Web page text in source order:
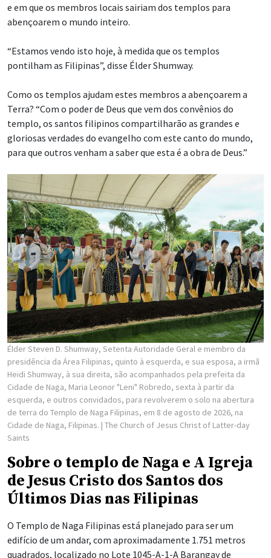
e em que os membros locais sairiam dos templos para
abençoarem o mundo inteiro.
“Estamos vendo isto hoje, à medida que os templos
pontilham as Filipinas”, disse Élder Shumway.
Como os templos ajudam estes membros a abençoarem a
Terra? “Com o poder de Deus que vem dos convênios do
templo, os santos filipinos compartilharão as grandes e
gloriosas verdades do evangelho com este canto do mundo,
para que outros venham a saber que esta é a obra de Deus.”
Élder Steven D. Shumway, Setenta Autoridade Geral e membro da
presidência da Área Filipinas, quinto à esquerda, e sua esposa, a irmã
Heidi Shumway, à sua direita, são acompanhados pela prefeita da
Cidade de Naga, Maria Leonor "Leni" Robredo, sexta à partir da
esquerda, e outros convidados, para revolverem o solo na abertura
de terra do Templo de Naga Filipinas, em 8 de agosto de 2026, na
Cidade de Naga, Filipinas. | The Church of Jesus Christ of Latter-day
Saints
Sobre o templo de Naga e A Igreja
de Jesus Cristo dos Santos dos
Últimos Dias nas Filipinas
O Templo de Naga Filipinas está planejado para ser um
edifício de um andar, com aproximadamente 1.751 metros
quadrados, localizado no Lote 1045-A-1-A Barangay de